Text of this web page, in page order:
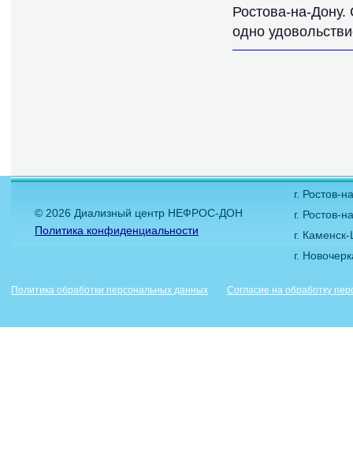
Ростова-на-
одно
© 2026 Диализный центр НЕФРОС-ДОН
Политика конфиденциальности
г. Ростов-
г. Ростов-
г.
г.
Политика обработки персональных данных Согласие на обработку